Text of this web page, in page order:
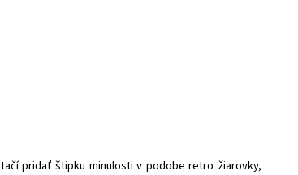
pridať štipku minulosti v podobe retro žiarovky,